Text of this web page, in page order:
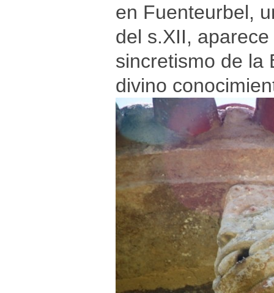
en Fuenteurbel,
del s.XII,
sincretismo de la
divino